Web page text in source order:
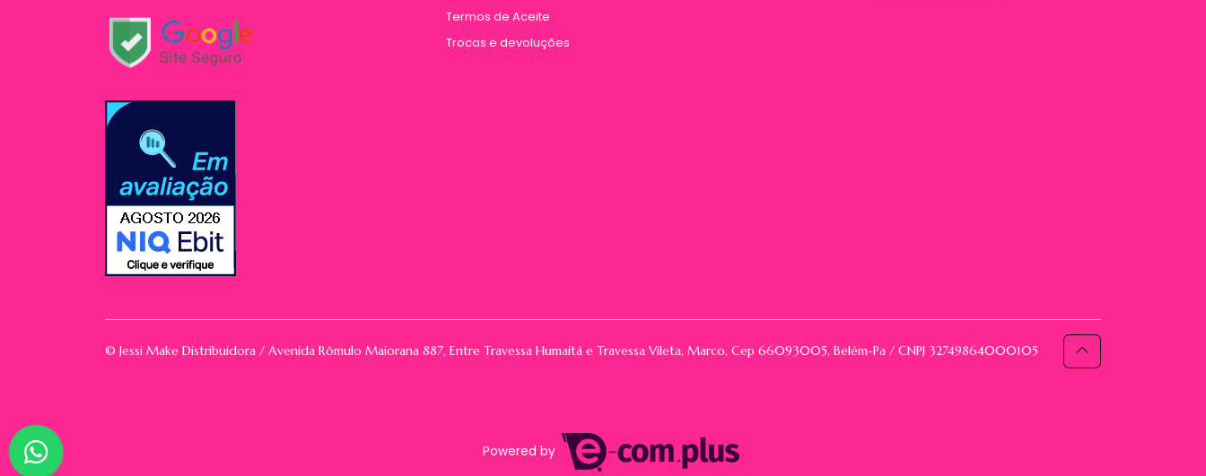
Termos de Aceite
Trocas e devoluções
© Jessi Make Distribuidora / Avenida Rômulo Maiorana 887, Entre Travessa Humaitá e Travessa Vileta, Marco, Cep 66093005, Belém-Pa / CNPJ 32749864000105
Powered by